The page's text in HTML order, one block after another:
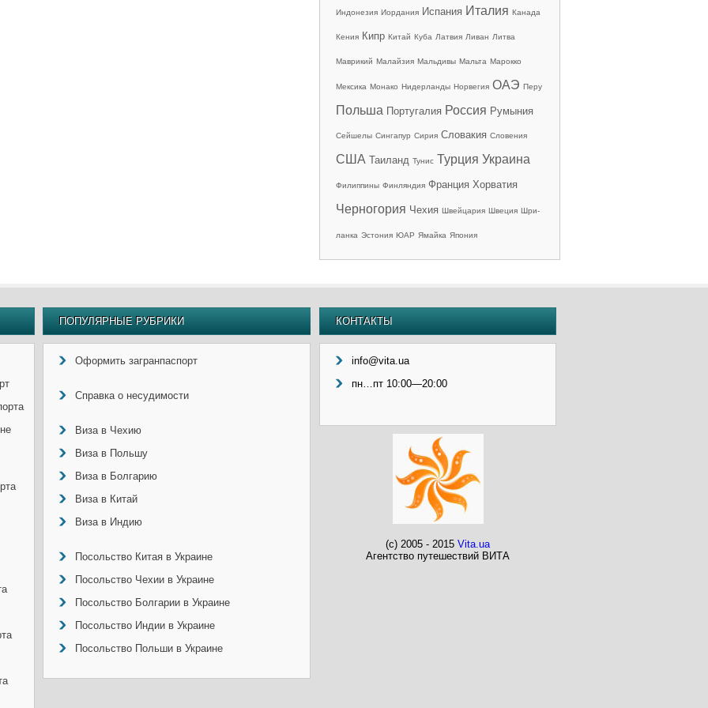
Индонезия Иордания Испания Италия Канада
Кения Кипр Китай Куба Латвия Ливан Литва
Маврикий Малайзия Мальдивы Мальта Марокко
Мексика Монако Нидерланды Норвегия ОАЭ Перу
Польша Португалия Россия Румыния
Сейшелы Сингапур Сирия Словакия Словения
США Таиланд Тунис Турция Украина
Филиппины Финляндия Франция Хорватия
Черногория Чехия Швейцария Швеция Шри-
ланка Эстония ЮАР Ямайка Япония
ПОПУЛЯРНЫЕ РУБРИКИ
Оформить загранпаспорт
Справка о несудимости
Виза в Чехию
Виза в Польшу
Виза в Болгарию
Виза в Китай
Виза в Индию
Посольство Китая в Украине
Посольство Чехии в Украине
Посольство Болгарии в Украине
Посольство Индии в Украине
Посольство Польши в Украине
КОНТАКТЫ
info@vita.ua
пн…пт 10:00—20:00
(c) 2005 - 2015 Vita.ua
Агентство путешествий ВИТА